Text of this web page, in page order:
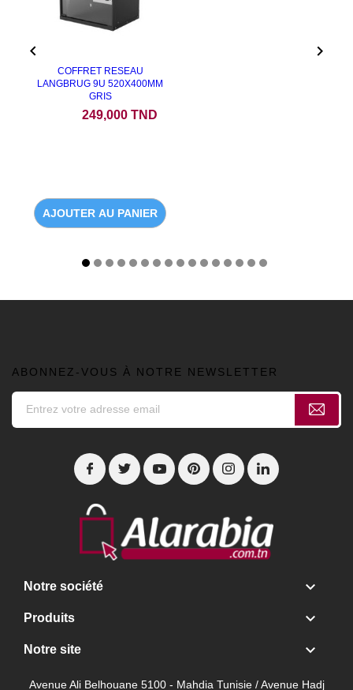
COFFRET RESEAU
LANGBRUG 9U 520X400MM
GRIS
249,000 TND
AJOUTER AU PANIER
 
ABONNEZ-VOUS À NOTRE NEWSLETTER
Notre société 
Produits 
Notre site 
Avenue Ali Belhouane 5100 - Mahdia Tunisie / Avenue Hadj